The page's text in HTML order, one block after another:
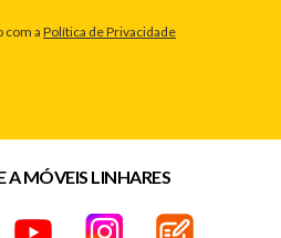
com a Política de Privacidade
MÓVEIS LINHARES